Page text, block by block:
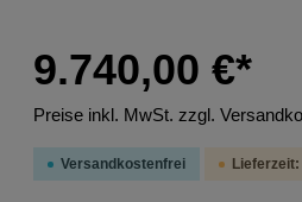
9.740,00 €*
Preise inkl. MwSt. zzgl.
Versandkostenfrei Lieferzeit: